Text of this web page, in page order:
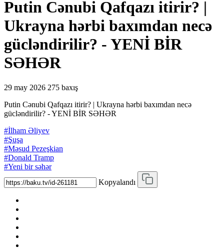
Putin Cənubi Qafqazı itirir? |
Ukrayna hərbi baxımdan necə
gücləndirilir? - YENİ BİR
SƏHƏR
29 may 2026 275 baxış
Putin Cənubi Qafqazı itirir? | Ukrayna hərbi baxımdan necə
gücləndirilir? - YENİ BİR SƏHƏR
#İlham Əliyev
#Şuşa
#Məsud Pezeşkian
#Donald Tramp
#Yeni bir səhər
Kopyalandı